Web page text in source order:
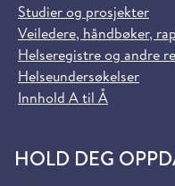
Studier og prosjekter
Veiledere, håndbøker,
Helseregistre og andre
Helseundersøkelser
Innhold A til Å
HOLD DEG